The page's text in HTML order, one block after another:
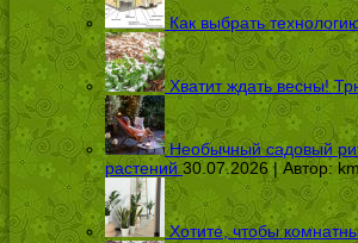
Как выбрать
Хватит ждать весны!
Необычный садовый
растений 30.07.2026 | Автор:
Хотите, чтобы